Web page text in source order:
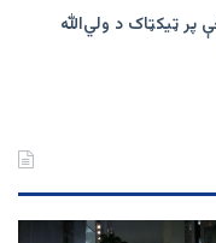
پر ټيکټاک د ولي‌الله